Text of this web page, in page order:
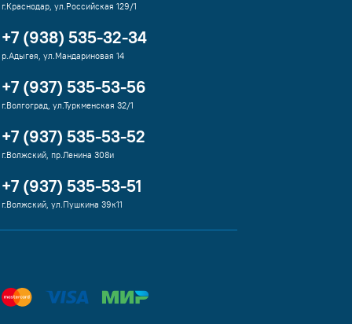
г.Краснодар, ул.Российская 129/1
+7 (938) 535-32-34
р.Адыгея, ул.Мандариновая 14
+7 (937) 535-53-56
г.Волгоград, ул.Туркменская 32/1
+7 (937) 535-53-52
г.Волжский, пр.Ленина 308и
+7 (937) 535-53-51
г.Волжский, ул.Пушкина 39к11